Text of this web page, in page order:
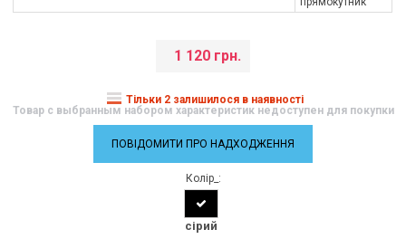
1 120 грн.
Тільки 2 залишилося в наявності
Товар с выбранным набором характеристик недоступен для покупки
ПОВІДОМИТИ ПРО НАДХОДЖЕННЯ
Колір_:
сірий